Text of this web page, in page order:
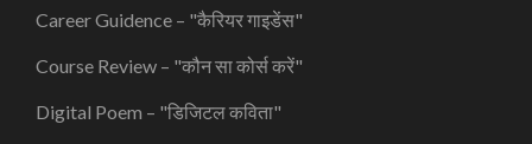
Career Guidence – "कैरियर गाइडेंस"
Course Review – "कौन सा कोर्स करें"
Digital Poem – "डिजिटल कविता"